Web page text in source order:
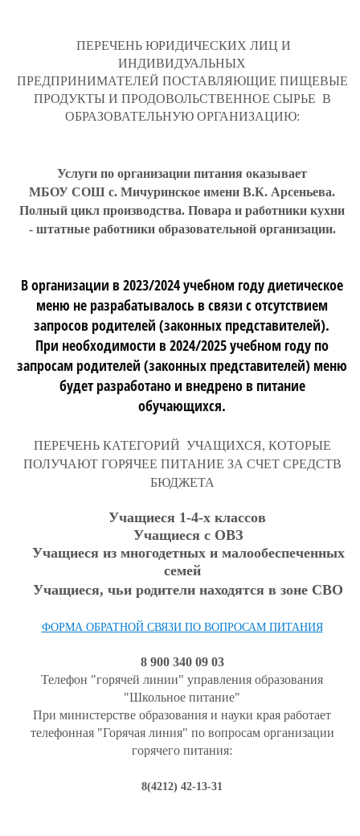
ПЕРЕЧЕНЬ ЮРИДИЧЕСКИХ ЛИЦ И
ИНДИВИДУАЛЬНЫХ
ПРЕДПРИНИМАТЕЛЕЙ ПОСТАВЛЯЮЩИЕ ПИЩЕВЫЕ
ПРОДУКТЫ И ПРОДОВОЛЬСТВЕННОЕ СЫРЬЕ В
ОБРАЗОВАТЕЛЬНУЮ ОРГАНИЗАЦИЮ:
Услуги по организации питания оказывает
МБОУ СОШ с. Мичуринское имени В.К. Арсеньева.
Полный цикл производства. Повара и работники кухни
- штатные работники образовательной организации.
В организации в 2023/2024 учебном году диетическое
меню не разрабатывалось в связи с отсутствием
запросов родителей (законных представителей).
При необходимости в 2024/2025 учебном году по
запросам родителей (законных представителей) меню
будет разработано и внедрено в питание
обучающихся.
ПЕРЕЧЕНЬ КАТЕГОРИЙ УЧАЩИХСЯ, КОТОРЫЕ
ПОЛУЧАЮТ ГОРЯЧЕЕ ПИТАНИЕ ЗА СЧЕТ СРЕДСТВ
БЮДЖЕТА
Учащиеся 1-4-х классов
Учащиеся с ОВЗ
Учащиеся из многодетных и малообеспеченных
семей
Учащиеся, чьи родители находятся в зоне СВО
ФОРМА ОБРАТНОЙ СВЯЗИ ПО ВОПРОСАМ ПИТАНИЯ
8 900 340 09 03
Телефон "горячей линии" управления образования
"Школьное питание"
При министерстве образования и науки края работает
телефонная "Горячая линия" по вопросам организации
горячего питания:
8(4212) 42-13-31